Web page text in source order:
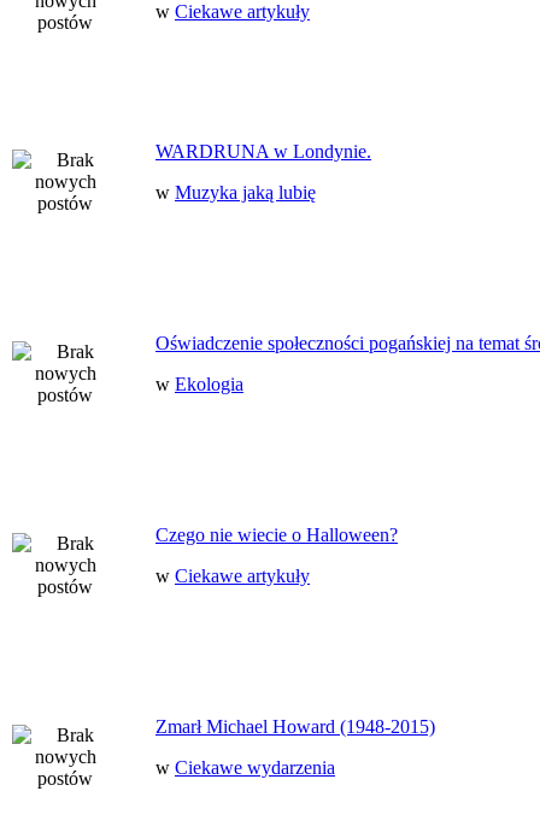
w Ciekawe artykuły
WARDRUNA w Londynie.
w Muzyka jaką lubię
Oświadczenie społeczności pogańskiej na temat
w Ekologia
Czego nie wiecie o Halloween?
w Ciekawe artykuły
Zmarł Michael Howard (1948-2015)
w Ciekawe wydarzenia